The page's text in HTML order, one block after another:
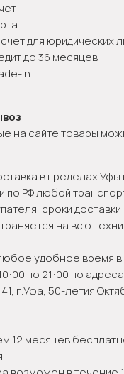
для юридических
до 36 месяцев
in
на сайте товары
в пределах
по РФ любой
сроки доставки
на всю
удобное время в
по 21:00 по
г.Уфа, 50-летия
12 месяцев